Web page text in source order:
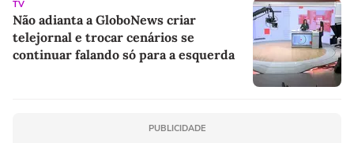
TV
Não adianta a GloboNews criar
telejornal e trocar cenários se
continuar falando só para a esquerda
PUBLICIDADE